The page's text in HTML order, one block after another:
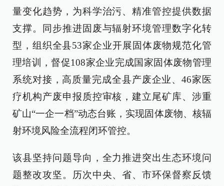
量变化趋势，为科学治污、精准管控提供数据
支撑。同步推进固废与辐射环境管理数字化转
型，组织全县53家企业开展固体废物规范化管
理培训，督促108家企业完成国家固体废物管理
系统对接，高质量完成全县产废企业、46家医
疗机构产废申报质控审核，建立尾矿库、涉重
矿山“一企一档”动态台账，实现固体废物、核辐
射环境风险全流程闭环管控。
该县坚持问题导向，全力推进突出生态环境问
题整改攻坚。历次中央、省、市环保督察反馈